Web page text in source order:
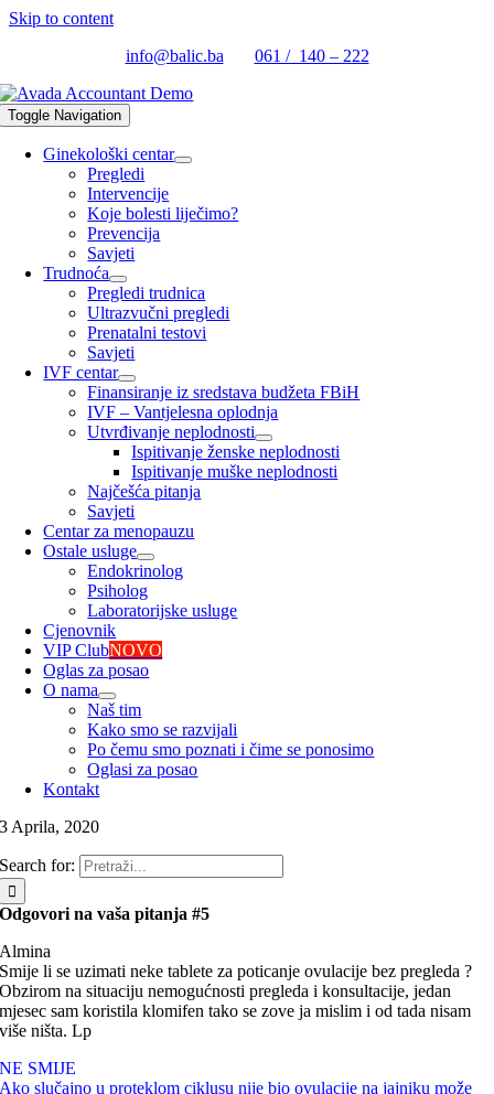
Skip to content
info@balic.ba
061 / 140 – 222
Toggle Navigation
Ginekološki centar
Pregledi
Intervencije
Koje bolesti liječimo?
Prevencija
Savjeti
Trudnoća
Pregledi trudnica
Ultrazvučni pregledi
Prenatalni testovi
Savjeti
IVF centar
Finansiranje iz sredstava budžeta FBiH
IVF – Vantjelesna oplodnja
Utvrđivanje neplodnosti
Ispitivanje ženske neplodnosti
Ispitivanje muške neplodnosti
Najčešća pitanja
Savjeti
Centar za menopauzu
Ostale usluge
Endokrinolog
Psiholog
Laboratorijske usluge
Cjenovnik
VIP ClubNOVO
Oglas za posao
O nama
Naš tim
Kako smo se razvijali
Po čemu smo poznati i čime se ponosimo
Oglasi za posao
Kontakt
3 Aprila, 2020
Search for:
Odgovori na vaša pitanja #5
Almina
Smije li se uzimati neke tablete za poticanje ovulacije bez pregleda ?
Obzirom na situaciju nemogućnosti pregleda i konsultacije, jedan
mjesec sam koristila klomifen tako se zove ja mislim i od tada nisam
više ništa. Lp
NE SMIJE
Ako slučajno u proteklom ciklusu nije bio ovulacije na jajniku može